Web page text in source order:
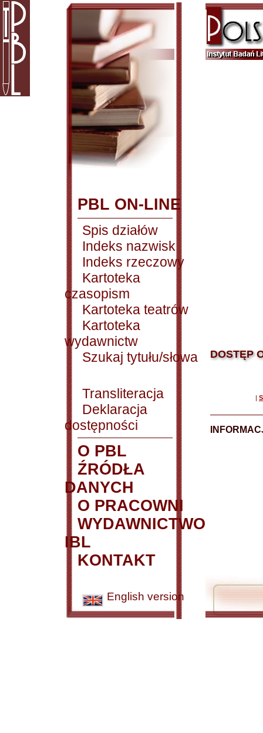
PBL ON-LINE
Spis działów
Indeks nazwisk
Indeks rzeczowy
Kartoteka
czasopism
Kartoteka teatrów
Kartoteka
wydawnictw
Szukaj tytułu/słowa
Transliteracja
Deklaracja
dostępności
O PBL
ŹRÓDŁA
DANYCH
O PRACOWNI
WYDAWNICTWO
IBL
KONTAKT
English version
DOSTĘP
|